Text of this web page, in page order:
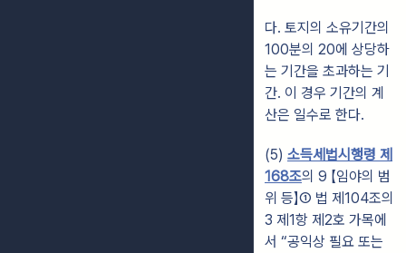
다. 토지의 소유기간의
100분의 20에 상당하
는 기간을 초과하는 기
간. 이 경우 기간의 계
산은 일수로 한다.
(5) 소득세법시행령 제
168조의 9 【임야의 범
위 등】① 법 제104조의
3 제1항 제2호 가목에
서 “공익상 필요 또는